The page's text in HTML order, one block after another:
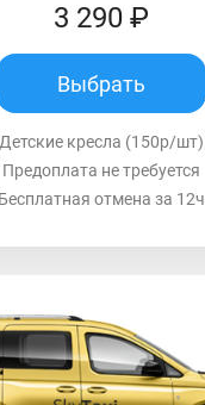
3 290 ₽
Выбрать
Детские кресла (150р/шт)
Предоплата не требуется
Бесплатная отмена за 12ч